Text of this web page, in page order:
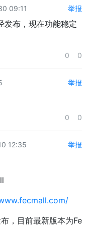
09:11 举报
发布，现在功能稳定
0 0
举报
0 0
12:35 举报
，目前最新版本为Fe